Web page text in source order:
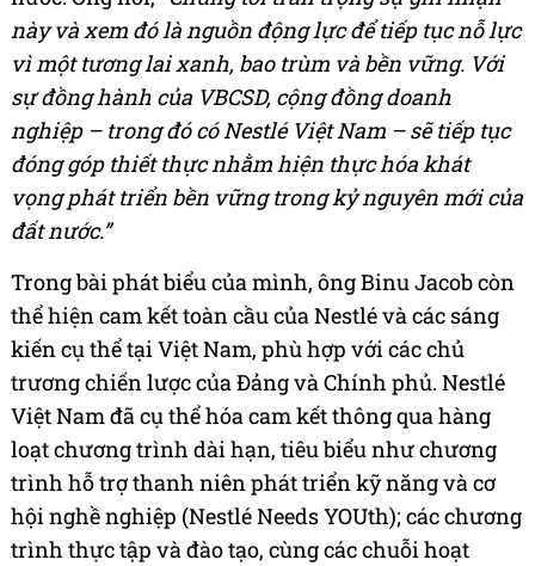
này và xem đó là nguồn động lực để tiếp tục nỗ lực
vì một tương lai xanh, bao trùm và bền vững. Với
sự đồng hành của VBCSD, cộng đồng doanh
nghiệp – trong đó có Nestlé Việt Nam – sẽ tiếp tục
đóng góp thiết thực nhằm hiện thực hóa khát
vọng phát triển bền vững trong kỷ nguyên mới của
đất nước.”
Trong bài phát biểu của mình, ông Binu Jacob còn
thể hiện cam kết toàn cầu của Nestlé và các sáng
kiến cụ thể tại Việt Nam, phù hợp với các chủ
trương chiến lược của Đảng và Chính phủ. Nestlé
Việt Nam đã cụ thể hóa cam kết thông qua hàng
loạt chương trình dài hạn, tiêu biểu như chương
trình hỗ trợ thanh niên phát triển kỹ năng và cơ
hội nghề nghiệp (Nestlé Needs YOUth); các chương
trình thực tập và đào tạo, cùng các chuỗi hoạt